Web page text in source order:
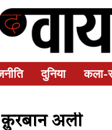
दुनिया कला-
क़ुरबान अली